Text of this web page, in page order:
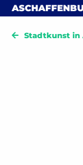
Skip to content
Stadtkunst in